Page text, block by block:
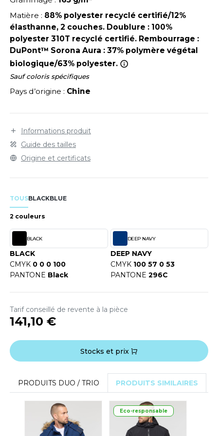
IN EUROPE
LABEL / TEAR AWAY
SHOPPING
VETEMENTS
SHIRT
PROFESSIONNELLE
ROW
OF THE LOOM
OF THE LOOM VINTAGE
- BLANKS
COOL
HOODS
T'S
SERIE
mm. Déperlante. Imperméabilité : 8000mm.
Respirabilité : 3000gr.
Matière : 88% polyester recyclé certifié/12%
élasthanne, 2 couches. Doublure : 100%
polyester 310T recyclé certifié. Rembourrage :
DuPont™ Sorona Aura : 37% polymère végétal
biologique/63% polyester.
Sauf coloris spécifiques
Pays d’origine : Chine
Informations produit
Guide des tailles
Origine et certificats
TOUSBLACKBLUE
2 couleurs
BLACK
BLACK
CMYK 0 0 0 100
PANTONE Black
DEEP NAVY
DEEP NAVY
CMYK 100 57 0 53
PANTONE 296C
Tarif conseillé de revente à la pièce
141,10 €
Stocks et prix
PRODUITS DUO / TRIO PRODUITS SIMILAIRES
Eco-responsable